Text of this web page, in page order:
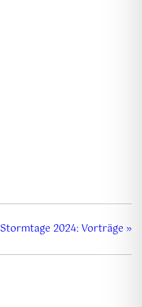
Stormtage 2024: Vorträge »